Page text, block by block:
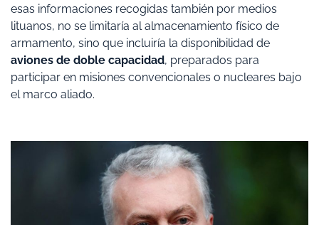
esas informaciones recogidas también por medios
lituanos, no se limitaría al almacenamiento físico de
armamento, sino que incluiría la disponibilidad de
aviones de doble capacidad, preparados para
participar en misiones convencionales o nucleares bajo
el marco aliado.